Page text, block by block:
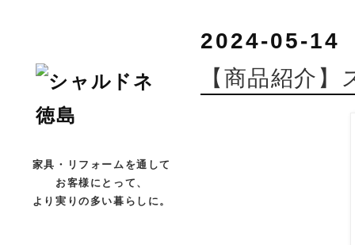
家具・リフォームを通して
お客様にとって、
より実りの多い暮らしに。
2024-05-14
【商品紹介